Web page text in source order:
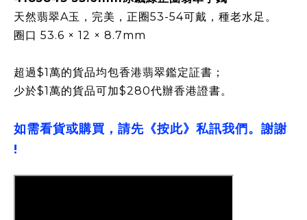
天然翡翠A玉，完美，正圈53-54可戴，種老水足。
圈口 53.6 × 12 × 8.7mm
超過$1萬的貨品均包香港翡翠鑑定証書；
少於$1萬的貨品可加$280代辦香港證書。
如需看貨或購買，請先《按此》私訊我們。謝謝
!